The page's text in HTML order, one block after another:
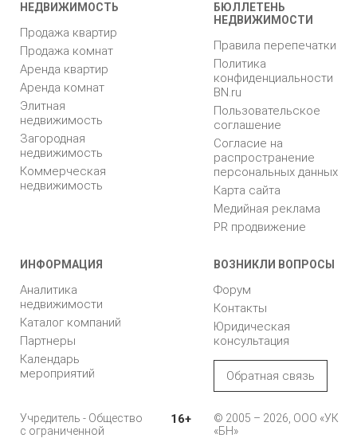
НЕДВИЖИМОСТЬ
Продажа квартир
Продажа комнат
Аренда квартир
Аренда комнат
Элитная
недвижимость
Загородная
недвижимость
Коммерческая
недвижимость
БЮЛЛЕТЕНЬ
НЕДВИЖИМОСТИ
Правила перепечатки
Политика
конфиденциальности
BN.ru
Пользовательское
соглашение
Согласие на
распространение
персональных данных
Карта сайта
Медийная реклама
PR продвижение
ИНФОРМАЦИЯ
Аналитика
недвижимости
Каталог компаний
Партнеры
Календарь
мероприятий
ВОЗНИКЛИ ВОПРОСЫ
Форум
Контакты
Юридическая
консультация
Обратная связь
Учредитель - Общество
с ограниченной
16+
© 2005 – 2026, ООО «УК
«БН»